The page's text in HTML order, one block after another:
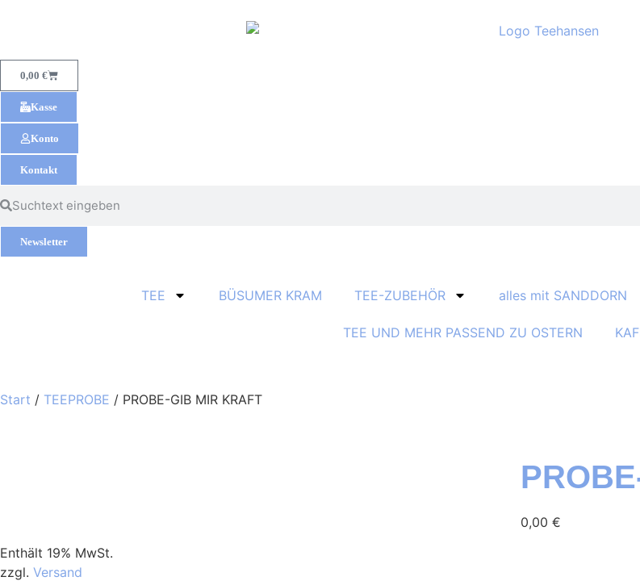
0,00 €
Kasse
Konto
Kontakt
Newsletter
TEE BÜSUMER KRAM TEE-ZUBEHÖR alles mit SANDDORN
TEE UND MEHR PASSEND ZU OSTERN
Start / TEEPROBE / PROBE-GIB MIR KRAFT
0,00€
Enthält 19% MwSt.
zzgl. Versand